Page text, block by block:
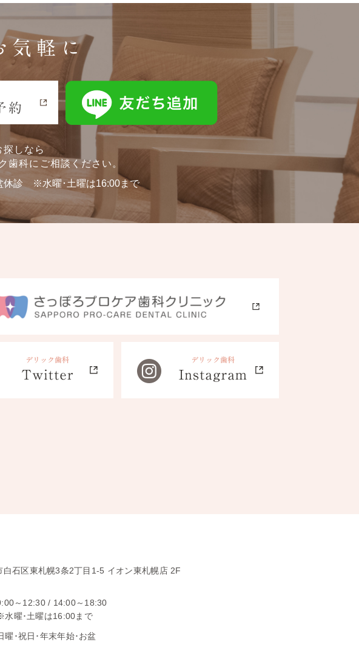
気軽に
しなら
歯科にご相談ください。
休診 ※水曜･土曜は16:00まで
白石区東札幌3条2丁目1-5 イオン東札幌店 2F
～12:30 / 14:00～18:30
水曜･土曜は16:00まで
曜･祝日･年末年始･お盆